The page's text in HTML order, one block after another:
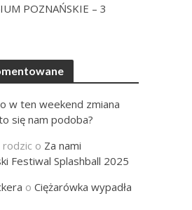
POZNAŃSKIE – 3
w ten weekend zmiana
się nam podoba?
rodzic o Za nami
Festiwal Splashball 2025
oCiężarówka wypadła